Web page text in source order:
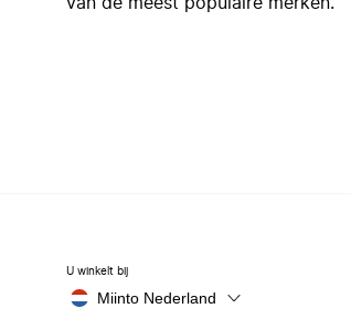
U winkelt bij
Miinto Nederland